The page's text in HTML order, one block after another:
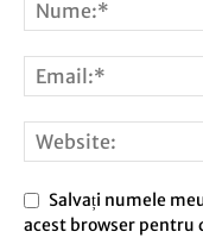
Salvați numele
acest browser pentru